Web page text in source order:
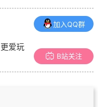
爱玩
加入QQ群
B站关注